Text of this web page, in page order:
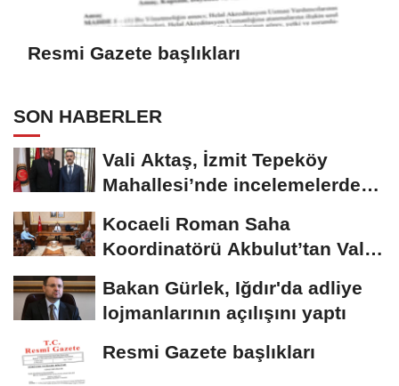
Resmi Gazete başlıkları
SON HABERLER
Vali Aktaş, İzmit Tepeköy
Mahallesi’nde incelemelerde
Kocaeli Roman Saha
Koordinatörü Akbulut’tan Vali
Bakan Gürlek, Iğdır'da adliye
lojmanlarının açılışını yaptı
Resmi Gazete başlıkları